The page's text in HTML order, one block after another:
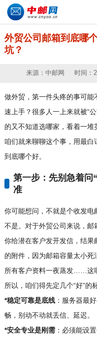
外贸公司邮箱到底哪
坑？
来源：中邮网 时间：
做外贸，第一件头疼的事可
速上手？很多人一上来就被“
的又不知道选哪家，看着一
咱们就来聊聊这个事，用最
到底哪个好。
第一步：先别急着问
准
你可能想问，不就是个收发
不是。对于外贸公司来说，邮
你给潜在客户发开发信，结
的附件，因为邮箱容量太小死
所有客户资料一夜蒸发……这
所以，咱们得先定几个“好”的
*稳定可靠是底线：服务器最
畅，别动不动就丢信、延迟。
*安全专业是刚需：必须能设